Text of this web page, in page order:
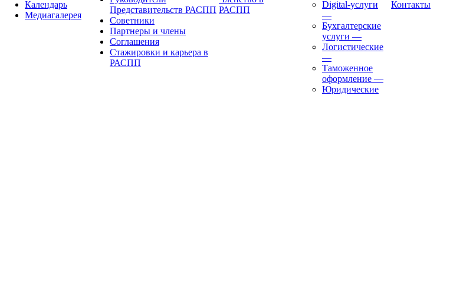
Календарь
Медиагалерея
Представительств РАСПП
Советники
Партнеры и члены
Соглашения
Стажировки и карьера в
РАСПП
РАСПП
Digital-услуги
—
Бухгалтерские
услуги —
Логистические
—
Таможенное
оформление —
Юридические
Контакты